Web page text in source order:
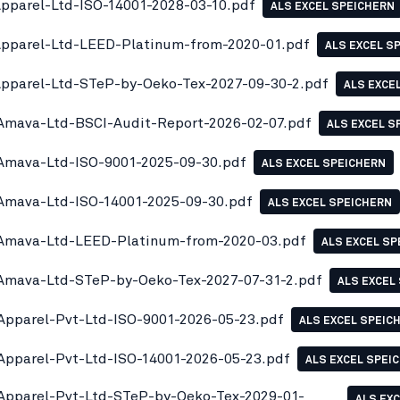
Ltd-ISO-14001-2028-03-10.pdf ALS EXCEL SPEICHERN
Ltd-LEED-Platinum-from-2020-01.pdf ALS EXCEL
Ltd-STeP-by-Oeko-Tex-2027-09-30-2.pdf ALS
Ltd-BSCI-Audit-Report-2026-02-07.pdf ALS EXCEL
Ltd-ISO-9001-2025-09-30.pdf ALS EXCEL SPEICHERN
Ltd-ISO-14001-2025-09-30.pdf ALS EXCEL SPEICHERN
Ltd-LEED-Platinum-from-2020-03.pdf ALS EXCEL
Ltd-STeP-by-Oeko-Tex-2027-07-31-2.pdf ALS EXCEL
Pvt-Ltd-ISO-9001-2026-05-23.pdf ALS EXCEL
Pvt-Ltd-ISO-14001-2026-05-23.pdf ALS EXCEL
Pvt-Ltd-STeP-by-Oeko-Tex-2029-01-